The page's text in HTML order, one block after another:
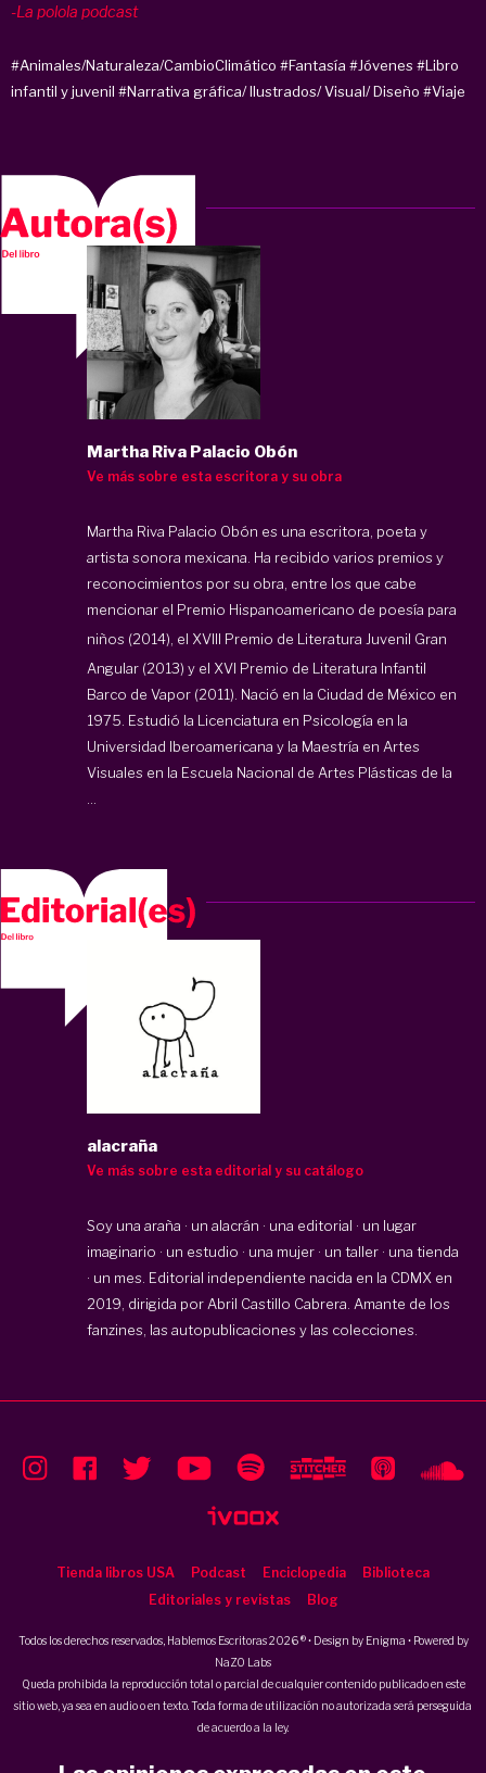
-La polola podcast
#Animales/Naturaleza/CambioClimático #Fantasía #Jóvenes #Libro
infantil y juvenil #Narrativa gráfica/ Ilustrados/ Visual/ Diseño #Viaje
Martha Riva Palacio Obón
Ve más sobre esta escritora y su obra
Martha Riva Palacio Obón es una escritora, poeta y
artista sonora mexicana. Ha recibido varios premios y
reconocimientos por su obra, entre los que cabe
mencionar el Premio Hispanoamericano de poesía para
niños (2014), el XVIII Premio de Literatura Juvenil Gran
Angular (2013) y el XVI Premio de Literatura Infantil
Barco de Vapor (2011). Nació en la Ciudad de México en
1975. Estudió la Licenciatura en Psicología en la
Universidad Iberoamericana y la Maestría en Artes
Visuales en la Escuela Nacional de Artes Plásticas de la
alacraña
Ve más sobre esta editorial y su catálogo
Soy una araña · un alacrán · una editorial · un lugar
imaginario · un estudio · una mujer · un taller · una tienda
· un mes. Editorial independiente nacida en la CDMX en
2019, dirigida por Abril Castillo Cabrera. Amante de los
fanzines, las autopublicaciones y las colecciones.
Tienda libros USA Podcast Enciclopedia
Biblioteca
Editoriales y revistas
Blog
Todos los derechos reservados, Hablemos Escritoras 2026 ® • Design by Enigma • Powered by
NaZO Labs
Queda prohibida la reproducción total o parcial de cualquier contenido publicado en este
sitio web, ya sea en audio o en texto. Toda forma de utilización no autorizada será perseguida
de acuerdo a la ley.